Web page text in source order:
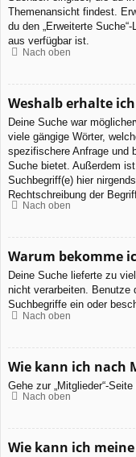
Themenansicht findest.
du den „Erweiterte
aus verfügbar ist.
Nach oben
Weshalb erhalte
Deine Suche war
viele gängige Wörter,
spezifischere Anfrage und
Suche bietet. Außerdem
Suchbegriff(e) hier
Rechtschreibung der
Nach oben
Warum bekomme
Deine Suche lieferte zu
nicht verarbeiten. Benutze
Suchbegriffe ein oder
Nach oben
Wie kann ich nach
Gehe zur „Mitglieder“-
Nach oben
Wie kann ich